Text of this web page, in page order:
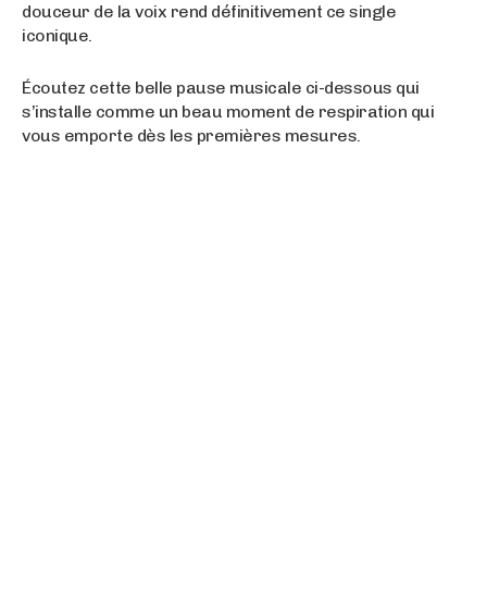
douceur de la voix rend définitivement ce single
iconique.
Écoutez cette belle pause musicale ci-dessous qui
s’installe comme un beau moment de respiration qui
vous emporte dès les premières mesures.